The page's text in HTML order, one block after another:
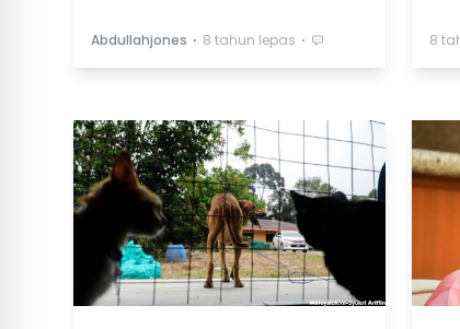
Abdullahjones ⋅ 8 tahun lepas ⋅ 8